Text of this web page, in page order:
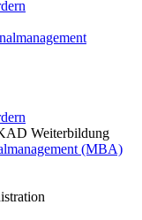
Weiterbildung
(MBA)